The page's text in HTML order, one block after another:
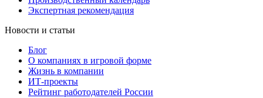
Экспертная рекомендация
Новости и статьи
Блог
О компаниях в игровой форме
Жизнь в компании
ИТ-проекты
Рейтинг работодателей России